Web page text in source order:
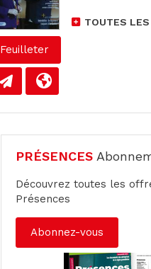
Feuilleter
TOUTES
PRÉSENCES
Découvrez toutes les
Présences
Abonnez-vous